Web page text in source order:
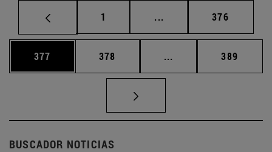
Página
1 ... Páginas intermedias
Página
376
Página
377 Página
378 ... Páginas intermedias
Página
389
BUSCADOR NOTICIAS